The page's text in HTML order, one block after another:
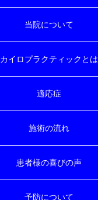
当院について
カイロプラクティックとは
適応症
施術の流れ
患者様の喜びの声
予防について